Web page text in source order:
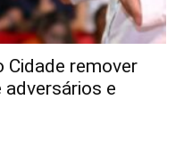
Cidade remover
e